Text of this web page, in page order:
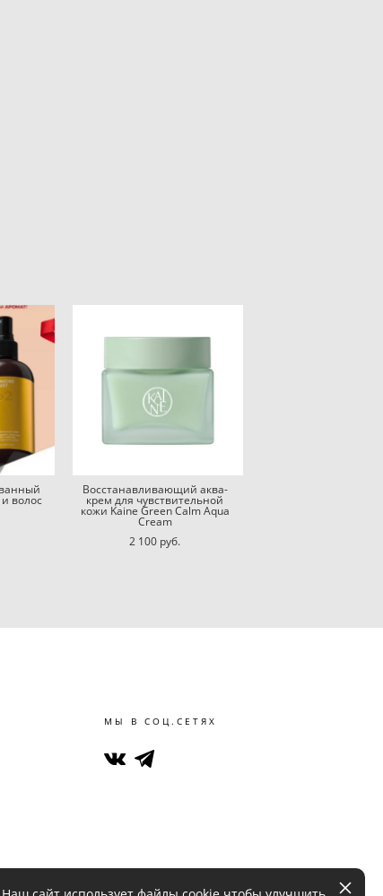
волос
Восстанавливающий аква-
крем для чувствительной
кожи Kaine Green Calm Aqua
Cream
2 100 pуб.
МЫ В СОЦ.СЕТЯХ